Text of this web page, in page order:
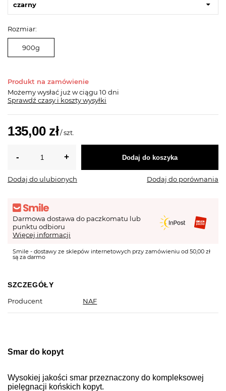
czarny
Rozmiar:
900g
Produkt na zamówienie
Możemy wysłać już w ciągu 10 dni
Sprawdź czasy i koszty wysyłki
135,00 zł/szt.
Dodaj do koszyka
Dodaj do ulubionych Dodaj do porównania
Darmowa dostawa do paczkomatu lub
punktu odbioru
Więcej informacji
Smile - dostawy ze sklepów internetowych przy zamówieniu od 50,00 zł
są za darmo
SZCZEGÓŁY
Producent
NAF
Smar do kopyt
Wysokiej jakości smar przeznaczony do kompleksowej
pielęgnacji końskich kopyt.